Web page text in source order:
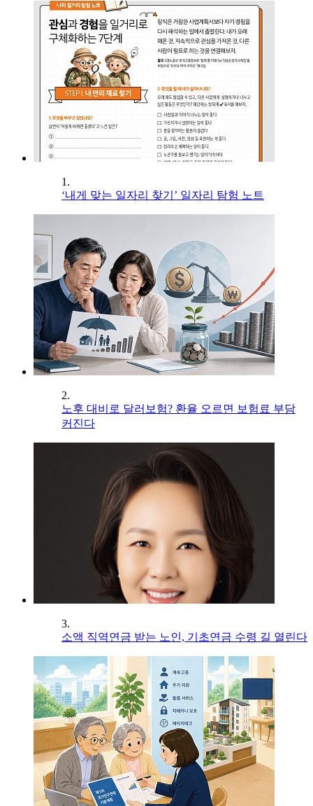
1.
‘내게 맞는 일자리 찾기’ 일자리 탐험 노트
2.
노후 대비로 달러보험? 환율 오르면 보험료 부담
커진다
3.
소액 직역연금 받는 노인, 기초연금 수령 길 열린다